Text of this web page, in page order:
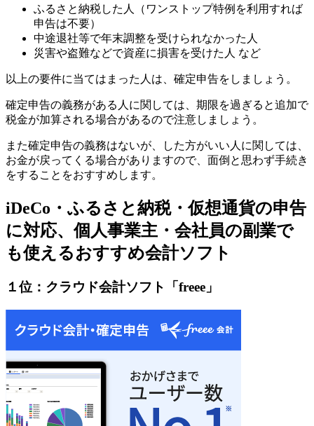
ふるさと納税した人（ワンストップ特例を利用すれば
申告は不要）
中途退社等で年末調整を受けられなかった人
災害や盗難などで資産に損害を受けた人 など
以上の要件に当てはまった人は、確定申告をしましょう。
確定申告の義務がある人に関しては、期限を過ぎると追加で
税金が加算される場合があるので注意しましょう。
また確定申告の義務はないが、した方がいい人に関しては、
お金が戻ってくる場合がありますので、面倒と思わず手続き
をすることをおすすめします。
iDeCo・ふるさと納税・仮想通貨の申告
に対応、個人事業主・会社員の副業で
も使えるおすすめ会計ソフト
１位：クラウド会計ソフト「freee」